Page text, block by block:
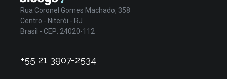
Rua Coronel Gomes Machado, 358
Centro - Niterói - RJ
Brasil - CEP: 24020-112
+55 21 3907-2534